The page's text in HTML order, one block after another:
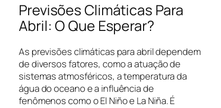
Previsões Climáticas Para
Abril: O Que Esperar?
As previsões climáticas para abril dependem
de diversos fatores, como a atuação de
sistemas atmosféricos, a temperatura da
água do oceano e a influência de
fenômenos como o El Niño e La Niña. É